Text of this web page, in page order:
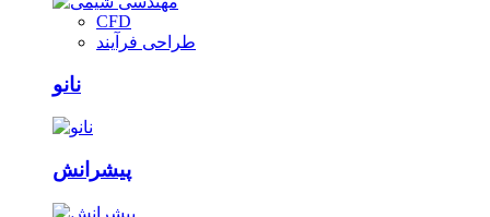
CFD
طراحی فرآیند
نانو
پیشرانش